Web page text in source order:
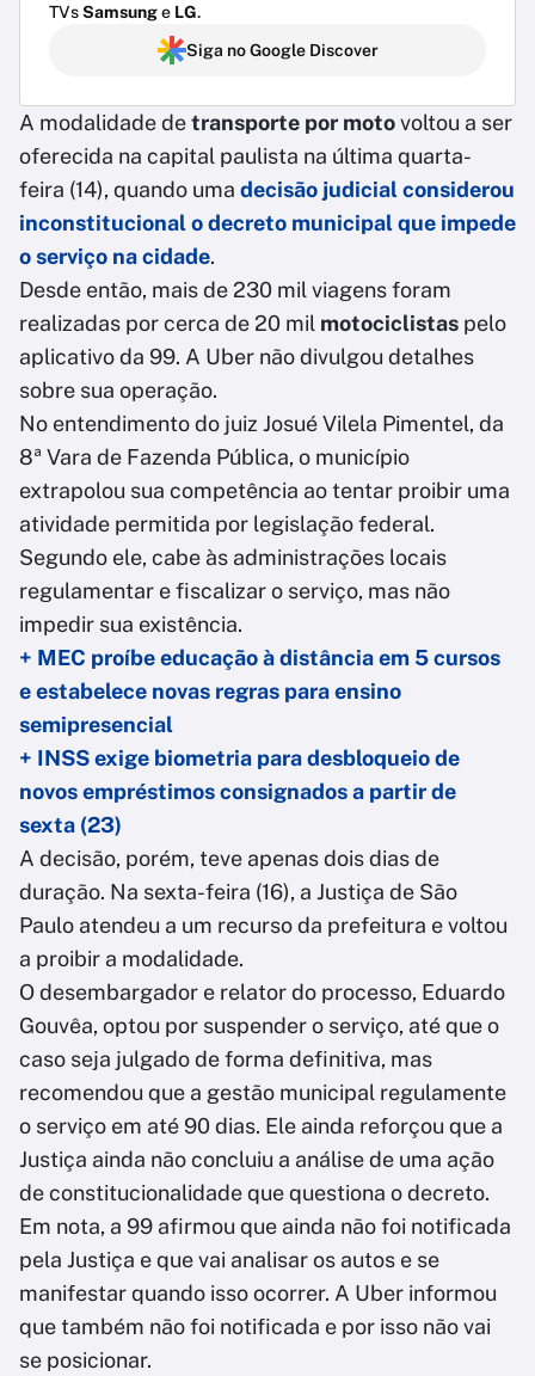
TVsSamsunge LG.
Siga no Google Discover
A modalidade detransporte por motovoltou a ser
oferecida na capital paulista na última quarta-
feira (14), quando uma decisão judicial considerou
inconstitucional o decreto municipal que impede
o serviço na cidade.
Desde então, mais de 230 mil viagens foram
realizadas por cerca de 20 mil motociclistas pelo
aplicativo da 99. A Uber não divulgou detalhes
sobre sua operação.
No entendimento do juiz Josué Vilela Pimentel, da
8ª Vara de Fazenda Pública, o município
extrapolou sua competência ao tentar proibir uma
atividade permitida por legislação federal.
Segundo ele, cabe às administrações locais
regulamentar e fiscalizar o serviço, mas não
impedir sua existência.
+ MEC proíbe educação à distância em 5 cursos
e estabelece novas regras para ensino
semipresencial
+ INSS exige biometria para desbloqueio de
novos empréstimos consignados a partir de
sexta (23)
A decisão, porém, teve apenas dois dias de
duração. Na sexta-feira (16), a Justiça de São
Paulo atendeu a um recurso da prefeitura e voltou
a proibir a modalidade.
O desembargador e relator do processo, Eduardo
Gouvêa, optou por suspender o serviço, até que o
caso seja julgado de forma definitiva, mas
recomendou que a gestão municipal regulamente
o serviço em até 90 dias. Ele ainda reforçou que a
Justiça ainda não concluiu a análise de uma ação
de constitucionalidade que questiona o decreto.
Em nota, a 99 afirmou que ainda não foi notificada
pela Justiça e que vai analisar os autos e se
manifestar quando isso ocorrer. A Uber informou
que também não foi notificada e por isso não vai
se posicionar.